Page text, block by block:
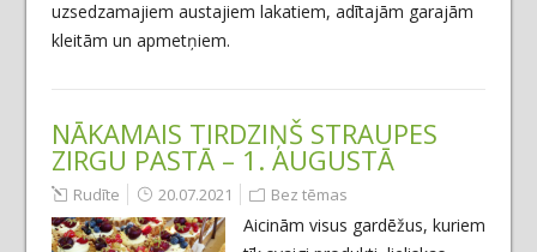
uzsedzamajiem austajiem lakatiem, adītajām garajām
kleitām un apmetņiem.
NĀKAMAIS TIRDZIŅŠ STRAUPES
ZIRGU PASTĀ – 1. AUGUSTĀ
Rudīte 20.07.2021 Bez tēmas
Aicinām visus gardēžus, kuriem